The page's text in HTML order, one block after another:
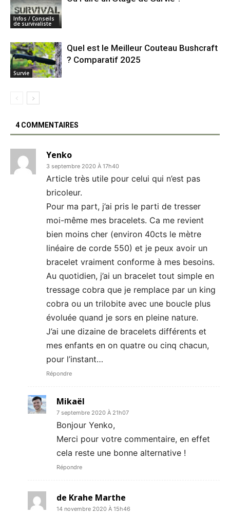
Infos / Conseils
de survivaliste
Survie
Quel est le Meilleur Couteau Bushcraft
? Comparatif 2025
4 COMMENTAIRES
Yenko
3 septembre 2020 À 17h40
Article très utile pour celui qui n’est pas
bricoleur.
Pour ma part, j’ai pris le parti de tresser
moi-même mes bracelets. Ca me revient
bien moins cher (environ 40cts le mètre
linéaire de corde 550) et je peux avoir un
bracelet vraiment conforme à mes besoins.
Au quotidien, j’ai un bracelet tout simple en
tressage cobra que je remplace par un king
cobra ou un trilobite avec une boucle plus
évoluée quand je sors en pleine nature.
J’ai une dizaine de bracelets différents et
mes enfants en on quatre ou cinq chacun,
pour l’instant…
Répondre
Mikaël
7 septembre 2020 À 21h07
Bonjour Yenko,
Merci pour votre commentaire, en effet
cela reste une bonne alternative !
Répondre
de Krahe Marthe
14 novembre 2020 À 15h46